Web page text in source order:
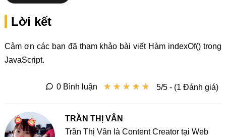
Lời kết
Cảm ơn các bạn đã tham khảo bài viết Hàm indexOf() trong
JavaScript.
★ ★ ★ ★ ★
★ ★ ★ ★ ★ 5/5 - (1 Đánh giá)
0 Bình luận
TRẦN THỊ VÂN
Trần Thị Vân là Content Creator tại Web